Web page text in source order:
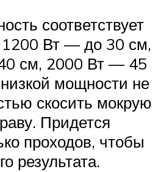
соответствует
1200 Вт — до 30 см,
см, 2000 Вт — 45
мощности не
скосить мокрую
Придется
проходов, чтобы
результата.